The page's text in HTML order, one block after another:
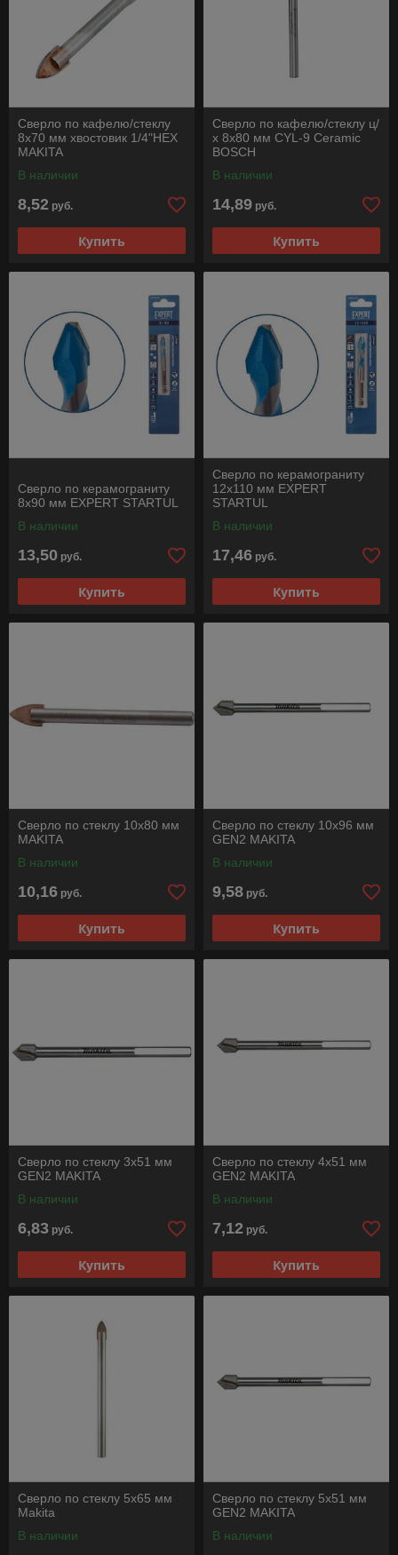
Сверло по кафелю/стеклу
8х70 мм хвостовик 1/4"HEX
MAKITA
В наличии
8,52 руб.
Купить
Сверло по кафелю/стеклу ц/
х 8х80 мм CYL-9 Ceramic
BOSCH
В наличии
14,89 руб.
Купить
Сверло по керамограниту
8x90 мм EXPERT STARTUL
В наличии
13,50 руб.
Купить
Сверло по керамограниту
12x110 мм EXPERT
STARTUL
В наличии
17,46 руб.
Купить
Сверло по стеклу 10х80 мм
MAKITA
В наличии
10,16 руб.
Купить
Сверло по стеклу 10х96 мм
GEN2 MAKITA
В наличии
9,58 руб.
Купить
Сверло по стеклу 3х51 мм
GEN2 MAKITA
В наличии
6,83 руб.
Купить
Сверло по стеклу 4х51 мм
GEN2 MAKITA
В наличии
7,12 руб.
Купить
Сверло по стеклу 5x65 мм
Makita
В наличии
Сверло по стеклу 5х51 мм
GEN2 MAKITA
В наличии